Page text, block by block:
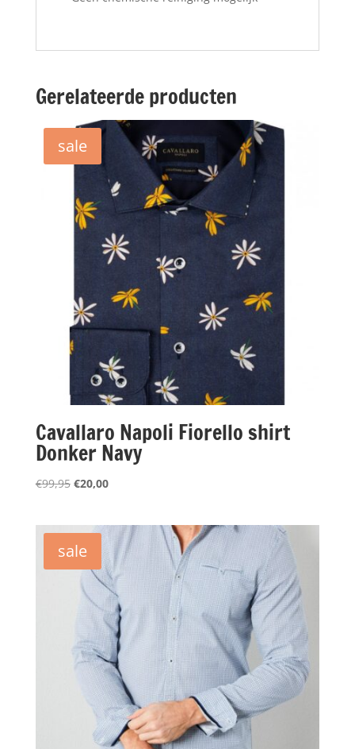
Gerelateerde producten
sale
Cavallaro Napoli Fiorello shirt
Donker Navy
€99,95 Oorspronkelijke
€99,95.
€20,00Huidige
€20,00.
sale